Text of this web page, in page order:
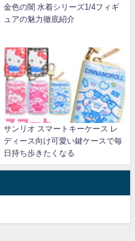
金色の闇 水着シリーズ1/4フィギ
ュアの魅力徹底紹介
サンリオ スマートキーケース レ
ディース向け可愛い鍵ケースで毎
日持ち歩きたくなる